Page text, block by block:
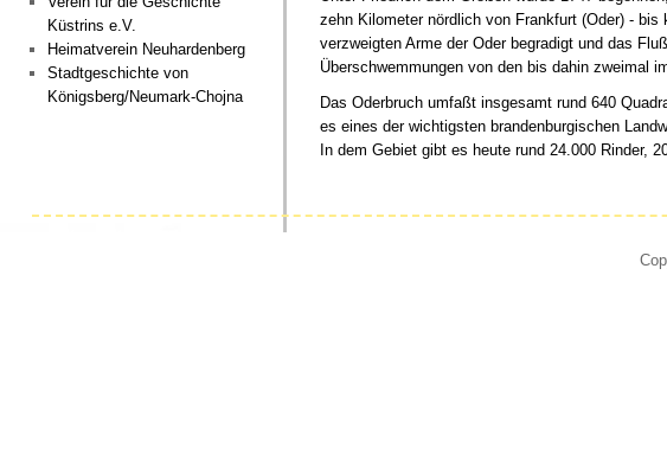
Küstrins e.V.
Heimatverein Neuhardenberg
Stadtgeschichte von
Königsberg/Neumark-Chojna
zehn Kilometer nördlich von Frankfurt (Oder) -
verzweigten Arme der Oder begradigt und das
Überschwemmungen von den bis dahin zweimal
Das Oderbruch umfaßt insgesamt rund 640
es eines der wichtigsten brandenburgischen
In dem Gebiet gibt es heute rund 24.000 Rinder,